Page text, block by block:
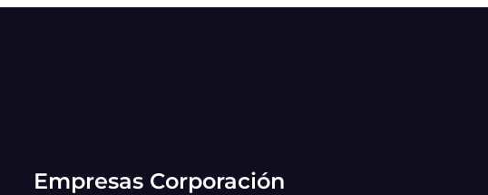
Empresas Corporación